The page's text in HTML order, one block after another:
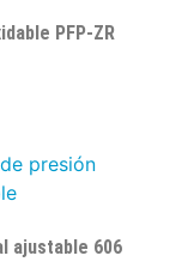
PFP-ZR
ajustable 606